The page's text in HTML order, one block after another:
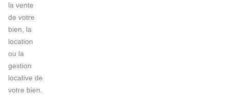
la vente
de votre
bien, la
location
ou la
gestion
locative de
votre bien.